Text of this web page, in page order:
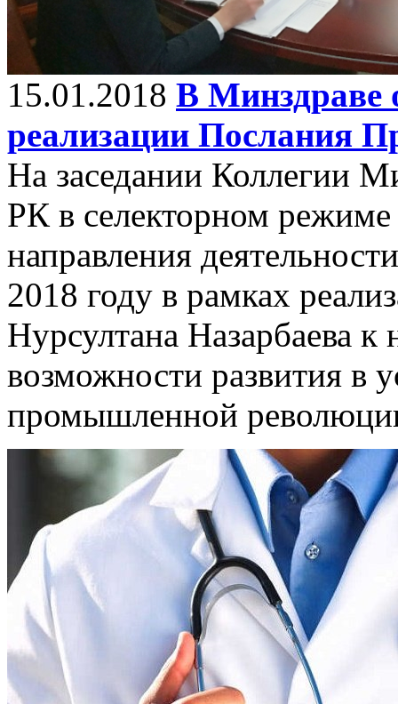
15.01.2018 В Минздраве
реализации Послания
На заседании Коллегии
РК в селекторном
направления
2018 году в рамках
Нурсултана Назарбаева
возможности развития в
промышленной